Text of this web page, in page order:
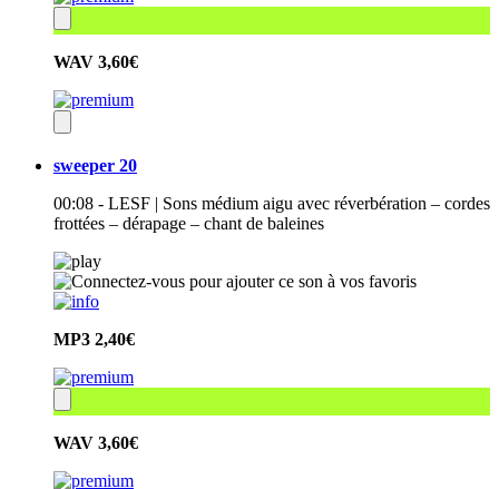
WAV 3,60€
sweeper 20
00:08 - LESF | Sons médium aigu avec réverbération – cordes
frottées – dérapage – chant de baleines
MP3 2,40€
WAV 3,60€